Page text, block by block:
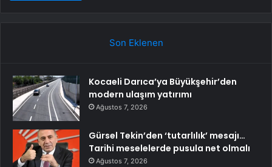
Son Eklenen
Kocaeli Darıca’ya Büyükşehir’den
modern ulaşım yatırımı
Ağustos 7, 2026
Gürsel Tekin’den ‘tutarlılık’ mesajı…
Tarihi meselelerde pusula net olmalı
Ağustos 7, 2026